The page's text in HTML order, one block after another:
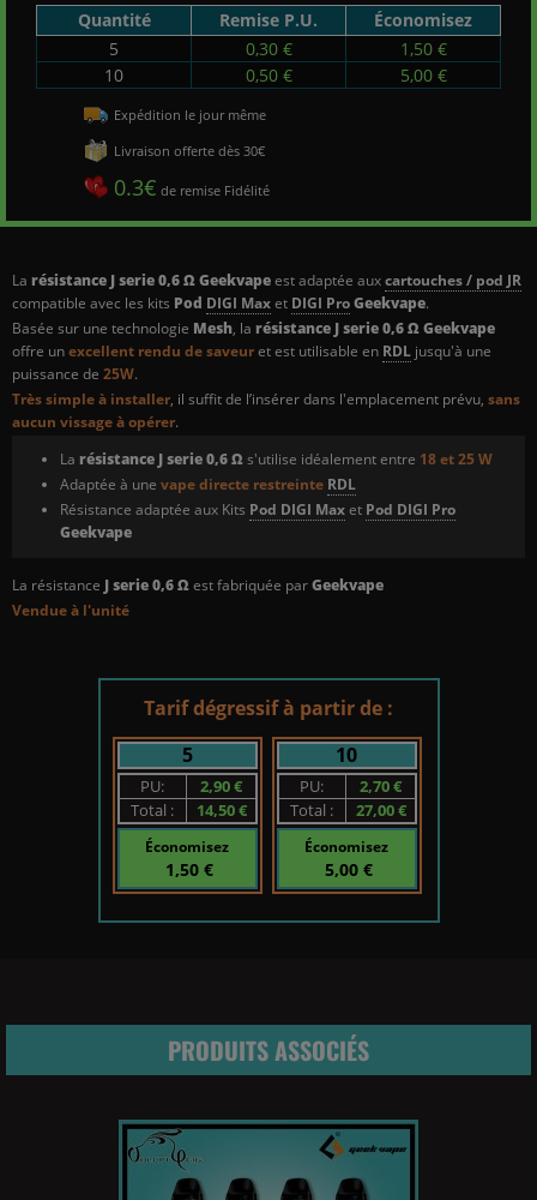
La résistance J serie 0,6ΩGeekvapeest adaptée auxcartouches / pod JR
compatible avec les kits Pod DIGI Maxet DIGI ProGeekvape.
Basée sur une technologie Mesh, la résistance J serie 0,6ΩGeekvape
offre unexcellent rendu de saveuret est utilisable en RDL jusqu'à une
puissance de 25W.
Très simple à installer, il suffit de l’insérer dans l'emplacement prévu, sans
aucun vissage à opérer.
La résistance J serie 0,6Ωs'utilise idéalement entre 18 et 25 W
Adaptée à une vape directe restreinte RDL
Résistance adaptée aux Kits Pod DIGI Maxet Pod DIGI Pro
Geekvape
La résistance J serie 0,6Ωest fabriquée parGeekvape
Vendue à l'unité
Tarif dégressif à partir de :
5
PU:
2,90 €
Total :
14,50 €
Économisez
1,50 €
10
PU:
2,70 €
Total :
27,00 €
Économisez
5,00 €
Quantité Remise P.U.
Économisez
5
0,30 €
1,50 €
10
0,50 € 5,00 €
Expédition le jour même
Livraison offerte dès 30€
0.3€ de remise Fidélité
PRODUITS ASSOCIÉS